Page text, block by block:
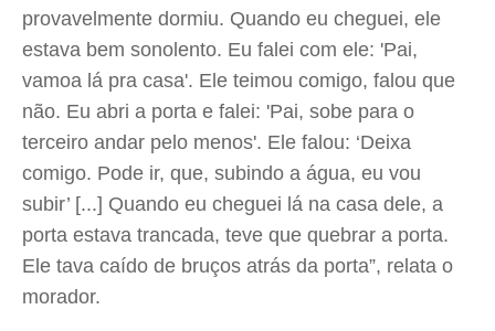
provavelmente dormiu. Quando eu cheguei, ele
estava bem sonolento. Eu falei com ele: 'Pai,
vamoa lá pra casa'. Ele teimou comigo, falou que
não. Eu abri a porta e falei: 'Pai, sobe para o
terceiro andar pelo menos'. Ele falou: ‘Deixa
comigo. Pode ir, que, subindo a água, eu vou
subir’ [...] Quando eu cheguei lá na casa dele, a
porta estava trancada, teve que quebrar a porta.
Ele tava caído de bruços atrás da porta”, relata o
morador.